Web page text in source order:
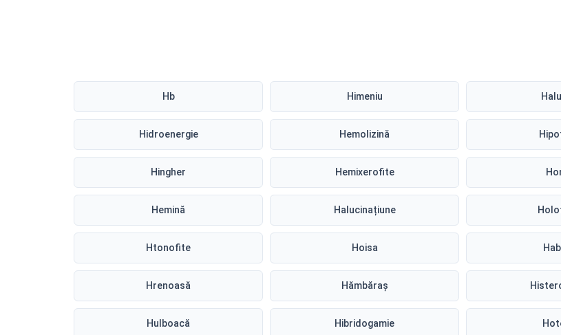
Hb Himeniu
Hidroenergie Hemolizină
Hingher Hemixerofite
Hemină Halucinațiune
Htonofite Hoisa
Hrenoasă Hămbăraș
Hulboacă Hibridogamie